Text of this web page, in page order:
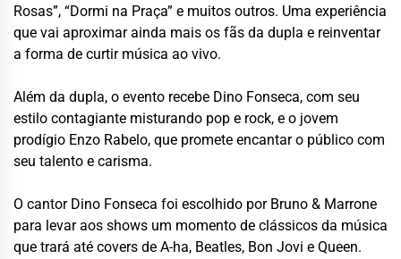
Rosas”, “Dormi na Praça” e muitos outros. Uma experiência
que vai aproximar ainda mais os fãs da dupla e reinventar
a forma de curtir música ao vivo.
Além da dupla, o evento recebe Dino Fonseca, com seu
estilo contagiante misturando pop e rock, e o jovem
prodígio Enzo Rabelo, que promete encantar o público com
seu talento e carisma.
O cantor Dino Fonseca foi escolhido por Bruno & Marrone
para levar aos shows um momento de clássicos da música
que trará até covers de A-ha, Beatles, Bon Jovi e Queen.